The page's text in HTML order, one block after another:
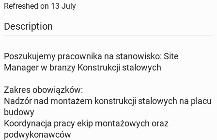
Refreshed on 13 July
Description
Poszukujemy pracownika na stanowisko: Site
Manager w branzy Konstrukcji stalowych
Zakres obowiązków:
Nadzór nad montażem konstrukcji stalowych na placu
budowy
Koordynacja pracy ekip montażowych oraz
podwykonawców